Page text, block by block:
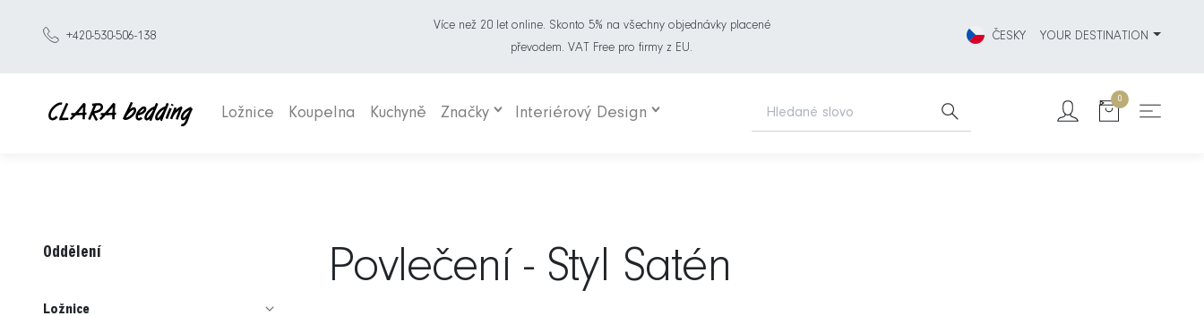
+420-530-506-138
Více než 20 let online. Skonto 5% na všechny objednávky placené
převodem. VAT Free pro firmy z EU.
ČESKY YOUR DESTINATION
Ložnice Koupelna Kuchyně Značky Interiérový Design
0
Povlečení - Styl Satén
Oddělení
Ložnice